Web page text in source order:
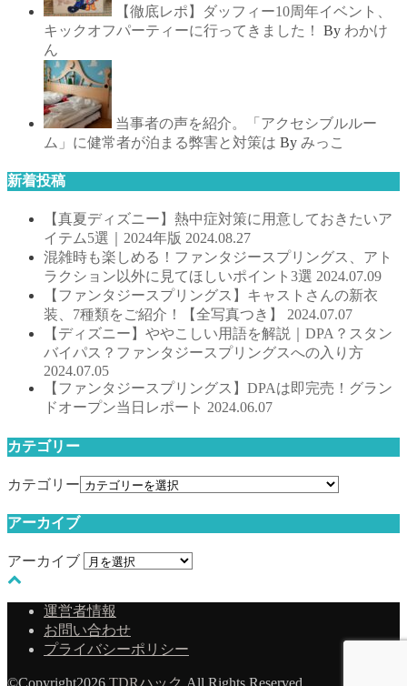
【徹底レポ】ダッフィー10周年イベント、
キックオフパーティーに行ってきました！
By わかけ
ん
当事者の声を紹介。「アクセシブルルー
ム」に健常者が泊まる弊害と対策は By みっこ
新着投稿
【真夏ディズニー】熱中症対策に用意しておきたいア
イテム5選｜2024年版 2024.08.27
混雑時も楽しめる！ファンタジースプリングス、アト
ラクション以外に見てほしいポイント3選 2024.07.09
【ファンタジースプリングス】キャストさんの新衣
装、7種類をご紹介！【全写真つき】 2024.07.07
【ディズニー】ややこしい用語を解説｜DPA？スタン
バイパス？ファンタジースプリングスへの入り方
2024.07.05
【ファンタジースプリングス】DPAは即完売！グラン
ドオープン当日レポート 2024.06.07
カテゴリー
カテゴリー
アーカイブ
アーカイブ
運営者情報
お問い合わせ
プライバシーポリシー